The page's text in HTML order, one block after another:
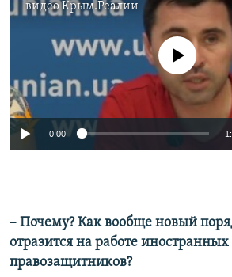
видеоКрым.Реалии
No media source
0:00
– Почему? Как вообще новый
отразится на работе иностранных
правозащитников?